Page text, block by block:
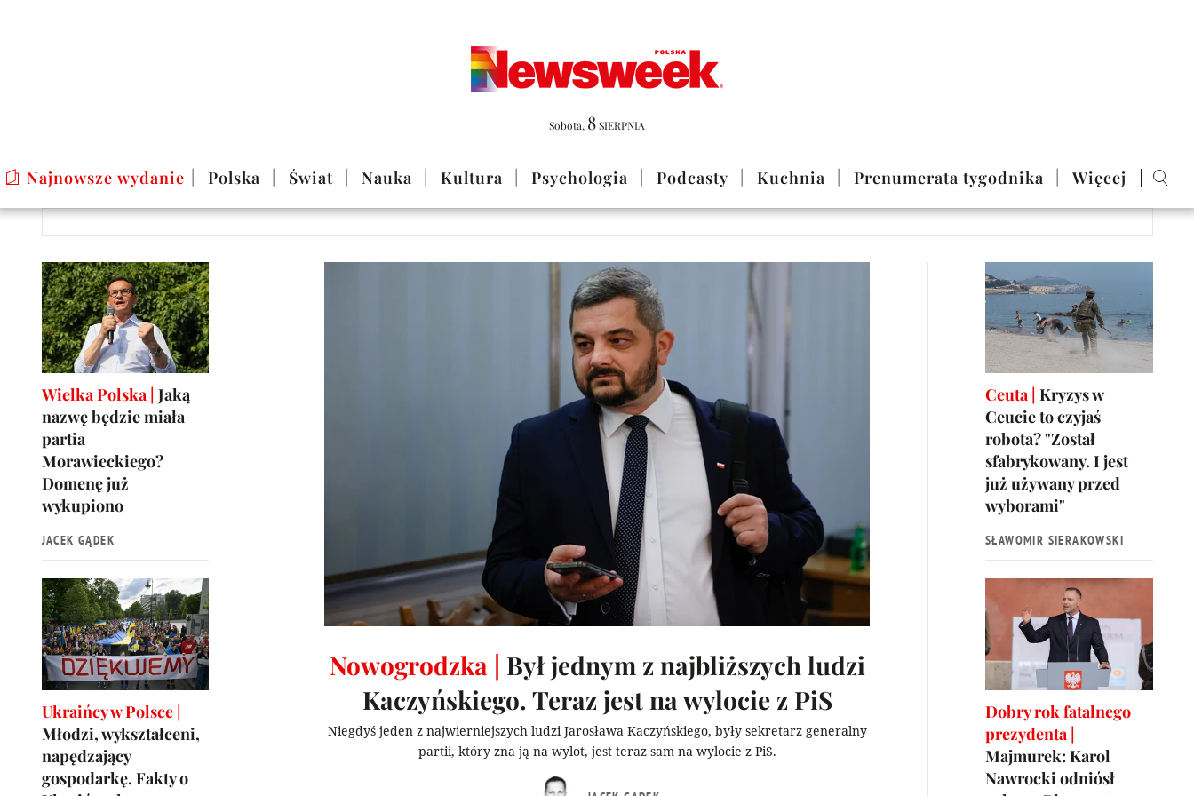
Sobota, 8SIERPNIA
Najnowsze wydanie Polska Świat Nauka Kultura Psychologia Podcasty Kuchnia Prenumerata tygodnika Więcej
Nowogrodzka | Był jednym z najbliższych ludzi
Kaczyńskiego. Teraz jest na wylocie z PiS
Niegdyś jeden z najwierniejszych ludzi Jarosława Kaczyńskiego, były sekretarz generalny
partii, który zna ją na wylot, jest teraz sam na wylocie z PiS.
Wielka Polska | Jaką
nazwę będzie miała
partia
Morawieckiego?
Domenę już
wykupiono
JACEK GĄDEK
Ukraińcy w Polsce |
Młodzi, wykształceni,
napędzający
gospodarkę. Fakty o
Ceuta | Kryzys w
Ceucie to czyjaś
robota? "Został
sfabrykowany. I jest
już używany przed
wyborami"
SŁAWOMIR SIERAKOWSKI
Dobry rok fatalnego
prezydenta |
Majmurek: Karol
Nawrocki odniósł